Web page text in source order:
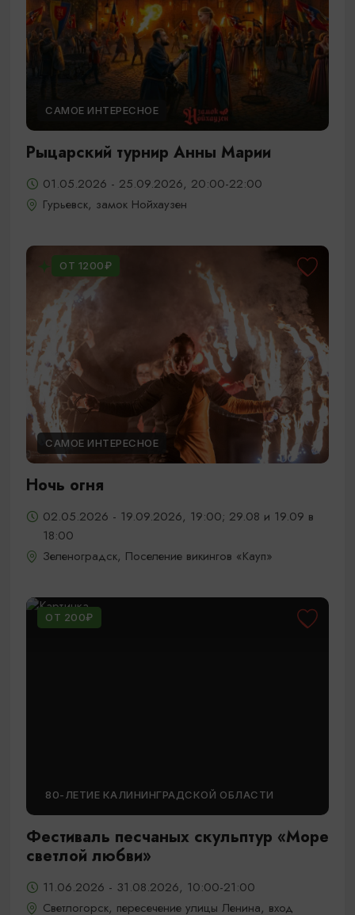
САМОЕ ИНТЕРЕСНОЕ
Рыцарский турнир Анны Марии
01.05.2026 - 25.09.2026, 20:00-22:00
Гурьевск, замок Нойхаузен
ОТ 1200₽
САМОЕ ИНТЕРЕСНОЕ
Ночь огня
02.05.2026 - 19.09.2026, 19:00; 29.08 и 19.09 в
18:00
Зеленоградск, Поселение викингов «Кауп»
ОТ 200₽
80-ЛЕТИЕ КАЛИНИНГРАДСКОЙ ОБЛАСТИ
Фестиваль песчаных скульптур «Море
светлой любви»
11.06.2026 - 31.08.2026, 10:00-21:00
Светлогорск, пересечение улицы Ленина, вход